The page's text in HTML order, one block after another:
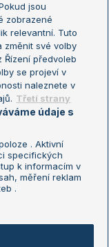
osobních
jsou
zobrazené
relevantní. Tuto
změnit své volby
Řízení předvoleb
se projeví v
naleznete v
Třetí strany
údaje s
. Aktivní
specifických
k informacím v
měření reklam
.